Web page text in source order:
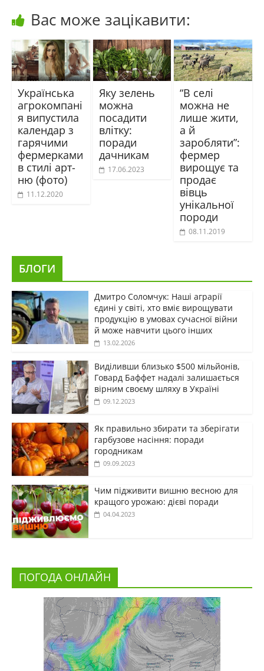
Вас може зацікавити:
Українська
агрокомпані
я випустила
календар з
гарячими
фермерками
в стилі арт-
ню (фото)
11.12.2020
Яку зелень
можна
посадити
влітку:
поради
дачникам
17.06.2023
“В селі
можна не
лише жити,
а й
заробляти”:
фермер
вирощує та
продає
вівць
унікальної
породи
08.11.2019
БЛОГИ
Дмитро Соломчук: Наші аграрії
єдині у світі, хто вміє вирощувати
продукцію в умовах сучасної війни
й може навчити цього інших
13.02.2026
Виділивши близько $500 мільйонів,
Говард Баффет надалі залишається
вірним своєму шляху в Україні
09.12.2023
Як правильно збирати та зберігати
гарбузове насіння: поради
городникам
09.09.2023
Чим підживити вишню весною для
кращого урожаю: дієві поради
04.04.2023
ПОГОДА ОНЛАЙН